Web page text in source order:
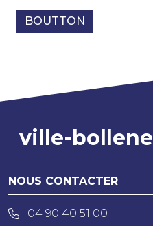
BOUTTON
ville-bollene
NOUS CONTACTER
04 90 40 51 00